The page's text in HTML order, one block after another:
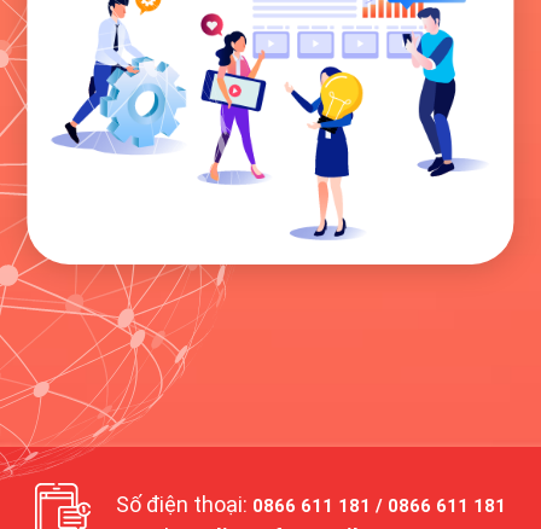
Số điện thoại: 0866 611 181 / 0866 611 181